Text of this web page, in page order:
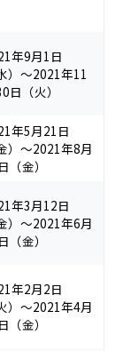
年9月1日
）～2021年11
日（火）
年5月21日
）～2021年8月
（金）
年3月12日
）～2021年6月
（金）
年2月2日
）～2021年4月
（金）